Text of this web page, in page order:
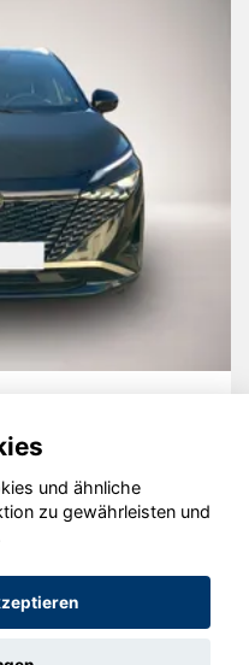
2020 - 2026
und ähnliche
zu gewährleisten und